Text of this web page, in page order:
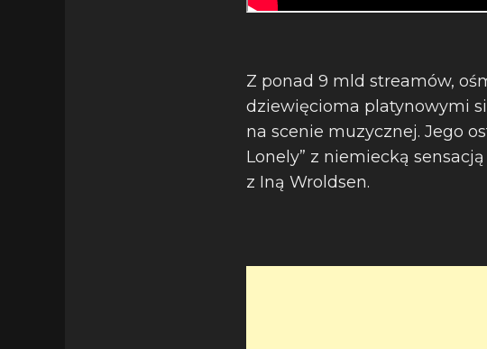
Z ponad 9 mld streamów,
dziewięcioma platynowymi
na scenie muzycznej. Jego
Lonely” z niemiecką
z Iną Wroldsen.